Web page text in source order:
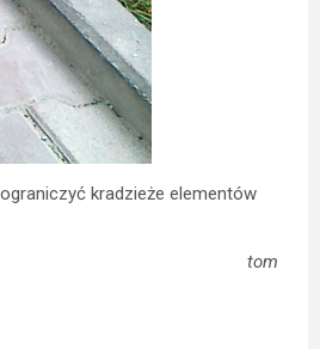
kradzieże elementów
tom